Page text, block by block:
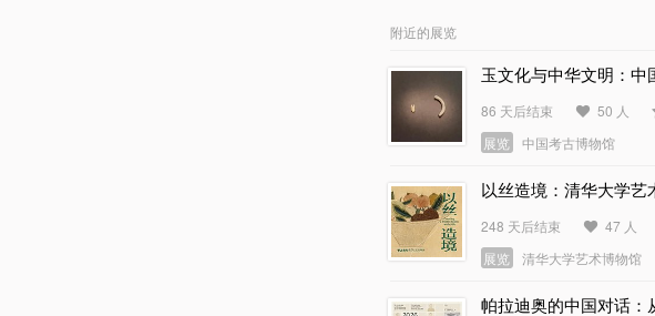
附近的展览
玉文化与中华文明：中
86 天后结束 50 人
展览
中国考古博物馆
以丝造境：清华大学艺
248 天后结束 47 人
展览
清华大学艺术博物馆
帕拉迪奥的中国对话：